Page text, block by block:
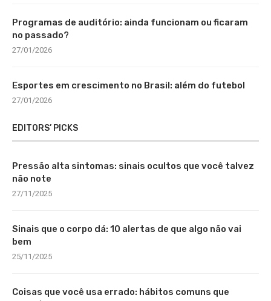
Programas de auditório: ainda funcionam ou ficaram
no passado?
27/01/2026
Esportes em crescimento no Brasil: além do futebol
27/01/2026
EDITORS’ PICKS
Pressão alta sintomas: sinais ocultos que você talvez
não note
27/11/2025
Sinais que o corpo dá: 10 alertas de que algo não vai
bem
25/11/2025
Coisas que você usa errado: hábitos comuns que